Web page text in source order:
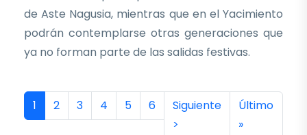
de Aste Nagusia, mientras que en el Yacimiento
podrán contemplarse otras generaciones que
ya no forman parte de las salidas festivas.
Paginación
Página actual
1 Página
2 Página
3 Página
4 Página
5 Página
6 Siguiente página
Siguiente
>
Última
Último
»